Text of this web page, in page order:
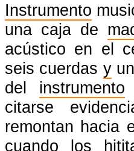
Instrumento
una caja de
acústico en el
seis cuerdas y
del instrumento
citarse
remontan hacia
cuando los